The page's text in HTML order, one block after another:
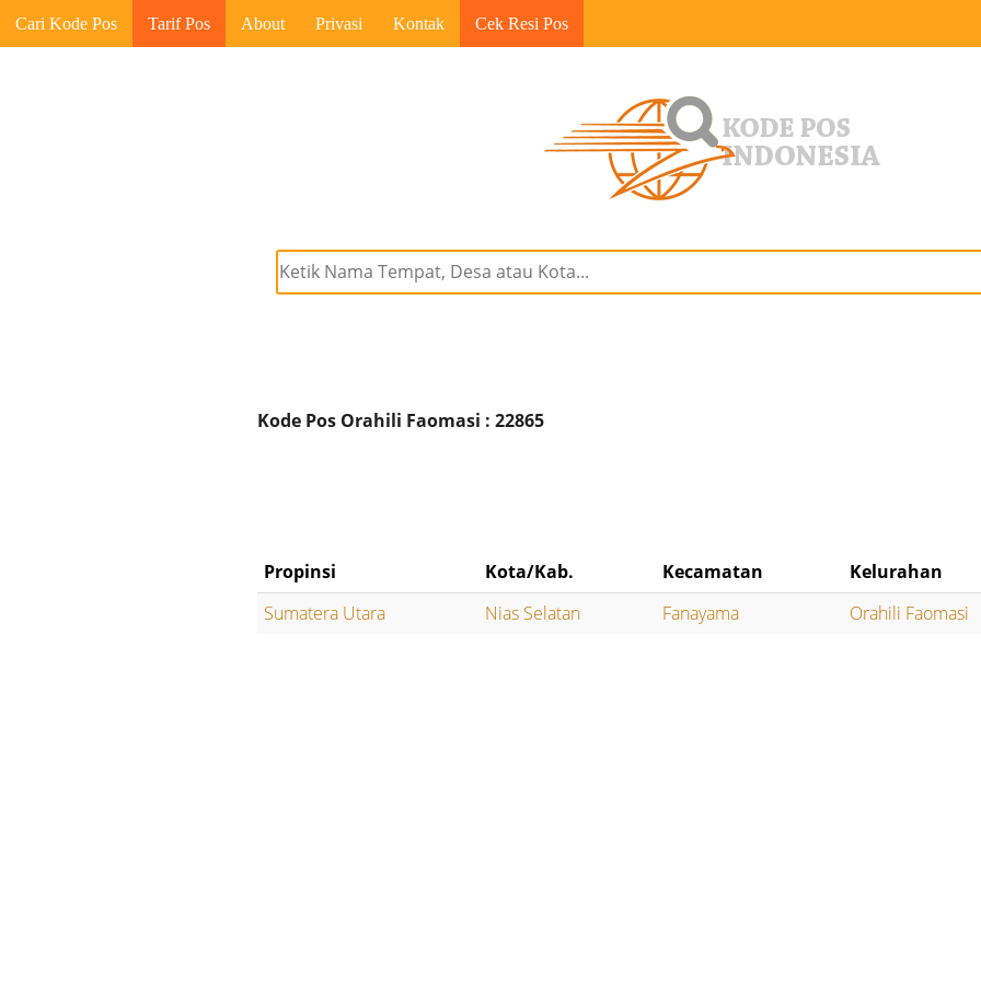
Cari Kode Pos Tarif Pos About Privasi Kontak Cek Resi Pos
Kode Pos Orahili Faomasi : 22865
Propinsi Kota/Kab. Kecamatan
Kelurahan
Sumatera Utara
Nias Selatan Fanayama Orahili Faomasi